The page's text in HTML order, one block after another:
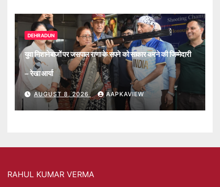
DEHRADUN
युवा निशानेबाजों पर जसपाल राणा के सपने को साकार करने की जिम्मेदारी
– रेखा आर्या
AUGUST 8, 2026 AAPKAVIEW
RAHUL KUMAR VERMA